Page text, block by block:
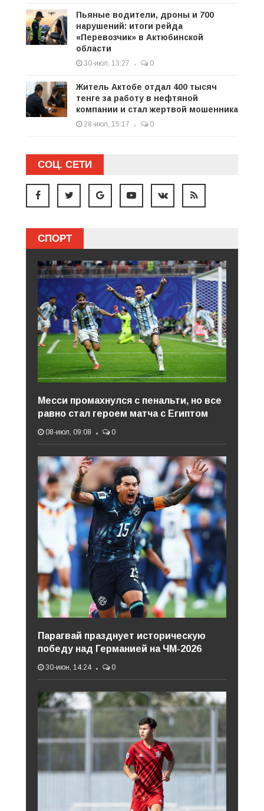
Пьяные водители, дроны и 700
нарушений: итоги рейда
«Перевозчик» в Актюбинской
области
30-июл, 13:27 0
Житель Актобе отдал 400 тысяч
тенге за работу в нефтяной
компании и стал жертвой мошенника
28-июл, 15:17 0
СОЦ. СЕТИ
СПОРТ
Месси промахнулся с пенальти, но все
равно стал героем матча с Египтом
08-июл, 09:08 0
Парагвай празднует историческую
победу над Германией на ЧМ-2026
30-июн, 14:24 0